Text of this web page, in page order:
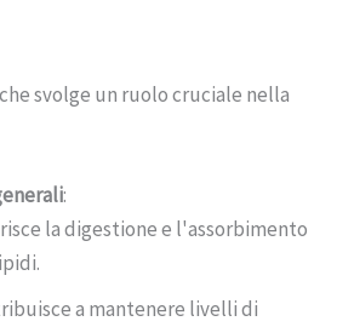
svolge un ruolo cruciale nella
:
la digestione e l'assorbimento
a mantenere livelli di